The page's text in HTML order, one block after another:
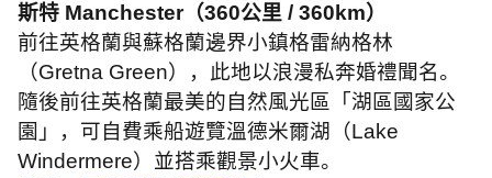
斯特 Manchester（360公里 / 360km）
前往英格蘭與蘇格蘭邊界小鎮格雷納格林
（Gretna Green），此地以浪漫私奔婚禮聞名。
隨後前往英格蘭最美的自然風光區「湖區國家公
園」，可自費乘船遊覽溫德米爾湖（Lake
Windermere）並搭乘觀景小火車。